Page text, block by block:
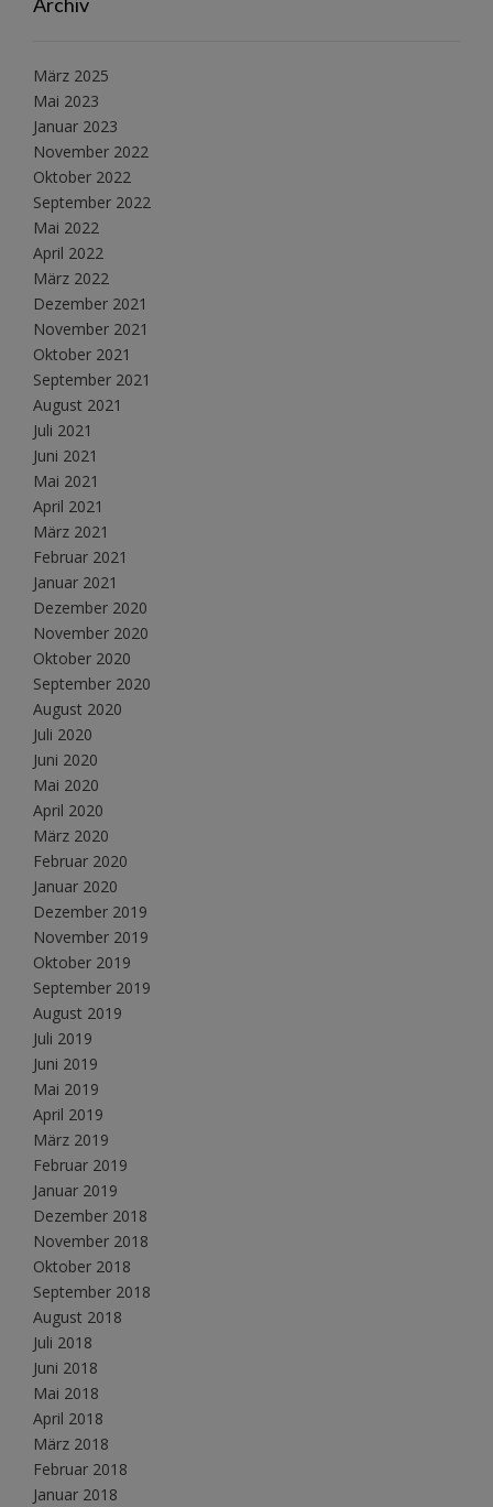
März 2025
Mai 2023
Januar 2023
November 2022
Oktober 2022
September 2022
Mai 2022
April 2022
März 2022
Dezember 2021
November 2021
Oktober 2021
September 2021
August 2021
Juli 2021
Juni 2021
Mai 2021
April 2021
März 2021
Februar 2021
Januar 2021
Dezember 2020
November 2020
Oktober 2020
September 2020
August 2020
Juli 2020
Juni 2020
Mai 2020
April 2020
März 2020
Februar 2020
Januar 2020
Dezember 2019
November 2019
Oktober 2019
September 2019
August 2019
Juli 2019
Juni 2019
Mai 2019
April 2019
März 2019
Februar 2019
Januar 2019
Dezember 2018
November 2018
Oktober 2018
September 2018
August 2018
Juli 2018
Juni 2018
Mai 2018
April 2018
März 2018
Februar 2018
Januar 2018